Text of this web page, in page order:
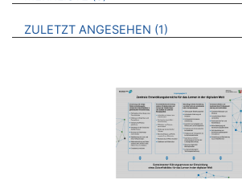
ZULETZT ANGESEHEN 1 BROSCHÜREN